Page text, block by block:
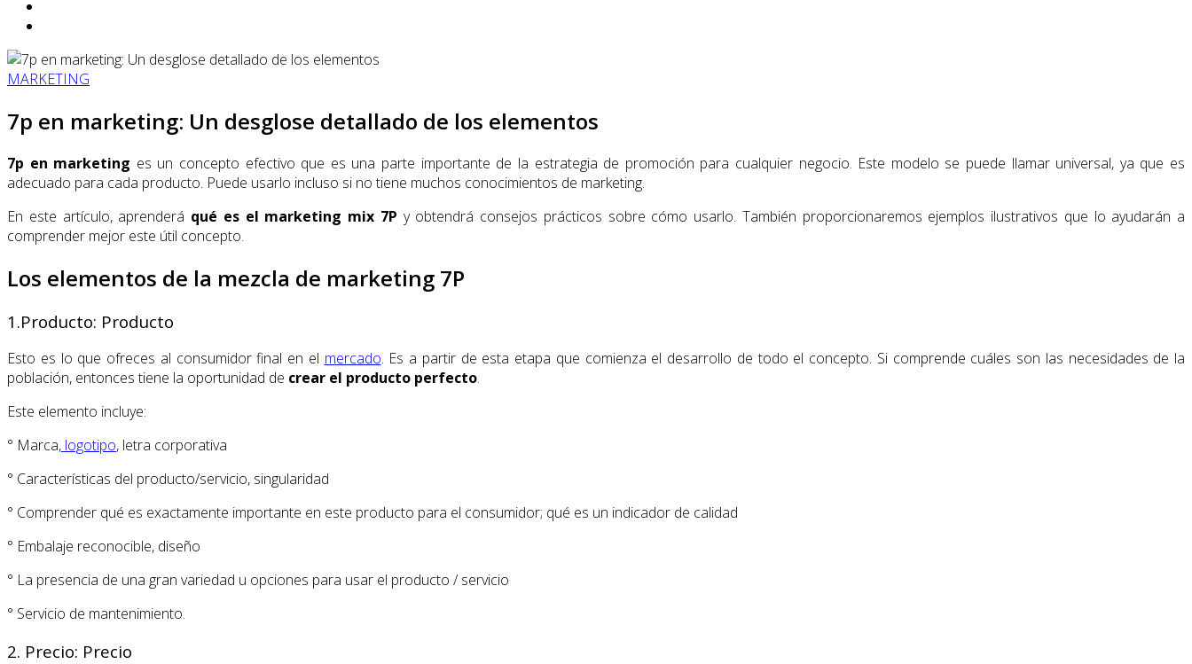
MARKETING
7p en marketing: Un desglose detallado de los elementos
7p en marketing es un concepto efectivo que es una parte importante de la estrategia de promoción para cualquier negocio. Este modelo se puede llamar universal, ya que es
adecuado para cada producto. Puede usarlo incluso si no tiene muchos conocimientos de marketing.
En este artículo, aprenderá qué es el marketing mix 7P y obtendrá consejos prácticos sobre cómo usarlo. También proporcionaremos ejemplos ilustrativos que lo ayudarán a
comprender mejor este útil concepto.
Los elementos de la mezcla de marketing 7P
1.Producto: Producto
Esto es lo que ofreces al consumidor final en el mercado. Es a partir de esta etapa que comienza el desarrollo de todo el concepto. Si comprende cuáles son las necesidades de la
población, entonces tiene la oportunidad de crear el producto perfecto.
Este elemento incluye:
° Marca, logotipo, letra corporativa
° Características del producto/servicio, singularidad
° Comprender qué es exactamente importante en este producto para el consumidor; qué es un indicador de calidad
° Embalaje reconocible, diseño
° La presencia de una gran variedad u opciones para usar el producto / servicio
° Servicio de mantenimiento.
2. Precio: Precio